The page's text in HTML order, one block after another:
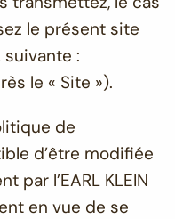
le présent site
suivante :
le « Site »).
de
d’être modifiée
par l’EARL KLEIN
en vue de se